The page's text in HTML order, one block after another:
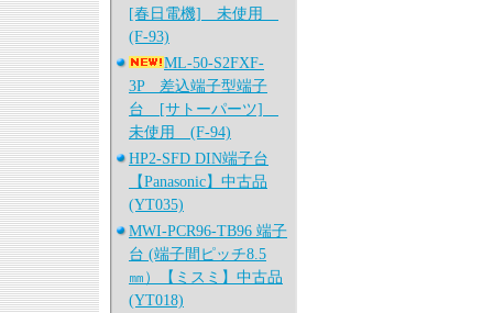
[春日電機] 未使用
(F-93)
ML-50-S2FXF-
3P 差込端子型端子
台 [サトーパーツ]
未使用 (F-94)
HP2-SFD DIN端子台
【Panasonic】中古品
(YT035)
MWI-PCR96-TB96 端子
台 (端子間ピッチ8.5
㎜）【ミスミ】中古品
(YT018)